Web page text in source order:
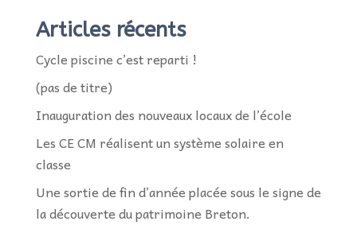
Articles récents
Cycle piscine c’est reparti !
(pas de titre)
Inauguration des nouveaux locaux de l’école
Les CE CM réalisent un système solaire en
classe
Une sortie de fin d’année placée sous le signe de
la découverte du patrimoine Breton.